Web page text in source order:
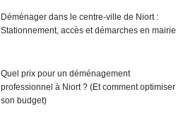
Déménager dans le centre-ville de Niort :
Stationnement, accès et démarches en mairie
Quel prix pour un déménagement
professionnel à Niort ? (Et comment optimiser
son budget)